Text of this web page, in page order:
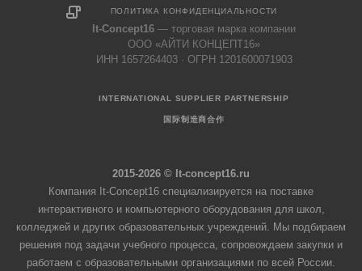
ПОЛИТИКА КОНФИДЕНЦИАЛЬНОСТИ
It-Concept16 — торговая марка компании
ООО «АЙТИ КОНЦЕПТ16»
ИНН 1657264403 · ОГРН 1201600071903
INTERNATIONAL SUPPLIER PARTNERSHIP
国际制造商合作
2015-2026 © It-concept16.ru
Компания It-Concept16 специализируется на поставке
интерактивного и компьютерного оборудования для школ,
колледжей и других образовательных учреждений. Мы подбираем
решения под задачи учебного процесса, сопровождаем закупки и
работаем с образовательными организациями по всей России.